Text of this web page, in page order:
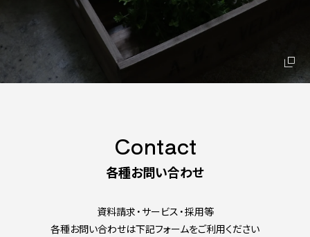
Contact
各種お問い合わせ
資料請求・サービス・採用等
各種お問い合わせは下記フォームをご利用ください